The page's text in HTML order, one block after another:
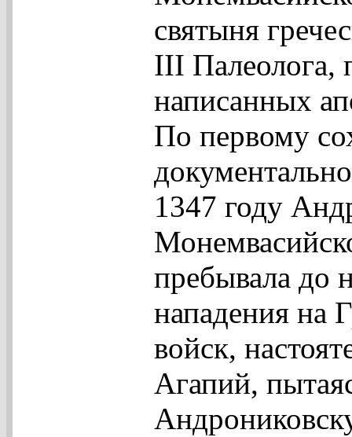
святыня
III Палеолога,
написанных
По первому
1347 году
пребывала до
нападения на
войск,
Агапий,